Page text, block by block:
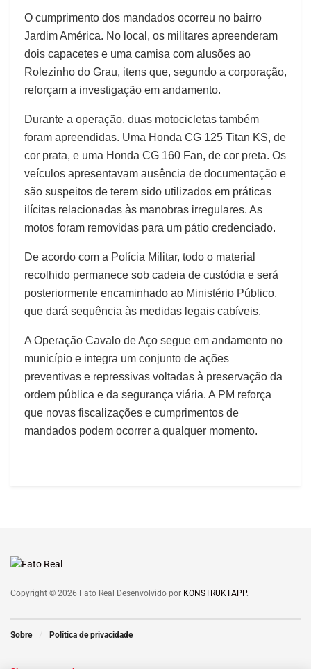
O cumprimento dos mandados ocorreu no bairro
Jardim América. No local, os militares apreenderam
dois capacetes e uma camisa com alusões ao
Rolezinho do Grau, itens que, segundo a corporação,
reforçam a investigação em andamento.
Durante a operação, duas motocicletas também
foram apreendidas. Uma Honda CG 125 Titan KS, de
cor prata, e uma Honda CG 160 Fan, de cor preta. Os
veículos apresentavam ausência de documentação e
são suspeitos de terem sido utilizados em práticas
ilícitas relacionadas às manobras irregulares. As
motos foram removidas para um pátio credenciado.
De acordo com a Polícia Militar, todo o material
recolhido permanece sob cadeia de custódia e será
posteriormente encaminhado ao Ministério Público,
que dará sequência às medidas legais cabíveis.
A Operação Cavalo de Aço segue em andamento no
município e integra um conjunto de ações
preventivas e repressivas voltadas à preservação da
ordem pública e da segurança viária. A PM reforça
que novas fiscalizações e cumprimentos de
mandados podem ocorrer a qualquer momento.
Copyright © 2026 Fato Real Desenvolvido por KONSTRUKTAPP.
Sobre Política de privacidade